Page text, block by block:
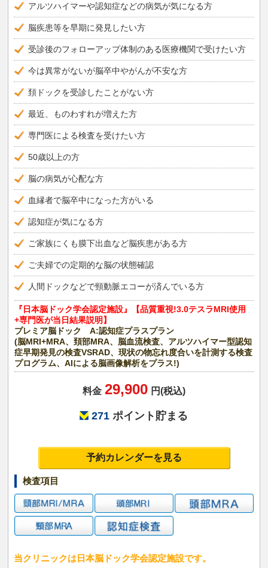
アルツハイマーや認知症などの病気が気になる方
脳疾患等を早期に発見したい方
受診後のフォローアップ体制のある医療機関で受けたい方
今は異常がないが脳卒中やがんが不安な方
頚ドックを受診したことがない方
最近、ものわすれが増えた方
専門医による検査を受けたい方
50歳以上の方
脳の病気が心配な方
血縁者で脳卒中になった方がいる
認知症が気になる方
ご家族にくも膜下出血など脳疾患がある方
ご夫婦での定期的な脳の状態確認
人間ドックなどで頸動脈エコーが済んでいる方
『日本脳ドック学会認定施設』【品質重視!3.0テスラMRI使用
+専門医が当日結果説明】
プレミア脳ドック A:認知症プラスプラン
(脳MRI+MRA、頚部MRA、脳血流検査、アルツハイマー型認知
症早期発見の検査VSRAD、現状の物忘れ度合いを計測する検査
プログラム、AIによる脳画像解析をプラス!)
料金 29,900 円(税込)
271ポイント貯まる
予約カレンダーを見る
検査項目
当クリニックは日本脳ドック学会認定施設です。